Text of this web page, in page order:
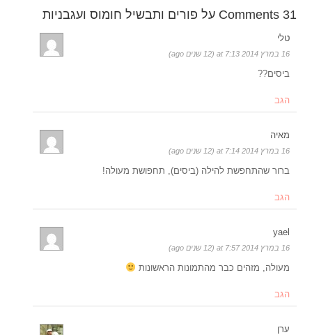
31 Comments על פורים ותבשיל חומוס ועגבניות
טלי
16 במרץ 2014 at 7:13 (12 שנים ago)
ביסים??
הגב
מאיה
16 במרץ 2014 at 7:14 (12 שנים ago)
ברור שהתחפשת להילה (ביסים), תחפושת מעולה!
הגב
yael
16 במרץ 2014 at 7:57 (12 שנים ago)
מעולה, מזהים כבר מהתמונות הראשונות
הגב
ערן